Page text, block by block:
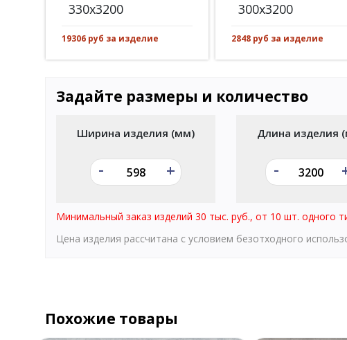
330x3200
19306 руб за изделие
300x3200
2848 руб за изделие
Задайте размеры и количество
Ширина изделия (мм)
- +
Длина изделия
-
Минимальный заказ изделий 30 тыс. руб., от 10 шт. одного
Цена изделия рассчитана с условием безотходного
Похожие товары